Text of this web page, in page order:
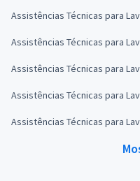
Assistências Técnicas para
Assistências Técnicas para
Assistências Técnicas para
Assistências Técnicas para
Assistências Técnicas para